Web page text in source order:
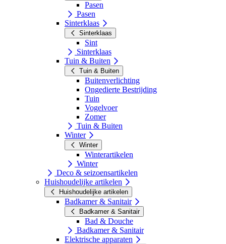
Pasen
Pasen
Sinterklaas
Sinterklaas
Sint
Sinterklaas
Tuin & Buiten
Tuin & Buiten
Buitenverlichting
Ongedierte Bestrijding
Tuin
Vogelvoer
Zomer
Tuin & Buiten
Winter
Winter
Winterartikelen
Winter
Deco & seizoensartikelen
Huishoudelijke artikelen
Huishoudelijke artikelen
Badkamer & Sanitair
Badkamer & Sanitair
Bad & Douche
Badkamer & Sanitair
Elektrische apparaten